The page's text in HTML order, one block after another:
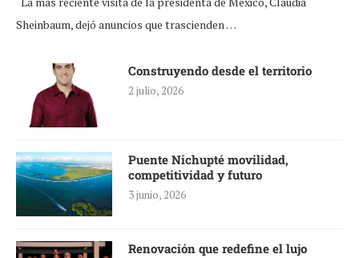
Sheinbaum, dejó anuncios que trascienden …
Construyendo desde el territorio
2 julio, 2026
Puente Nichupté movilidad,
competitividad y futuro
3 junio, 2026
Renovación que redefine el lujo